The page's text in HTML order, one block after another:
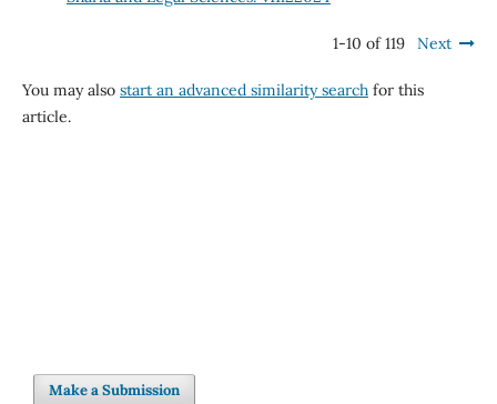
1-10 of 119 Next
You may also start an advanced similarity searchfor this
article.
Make a Submission